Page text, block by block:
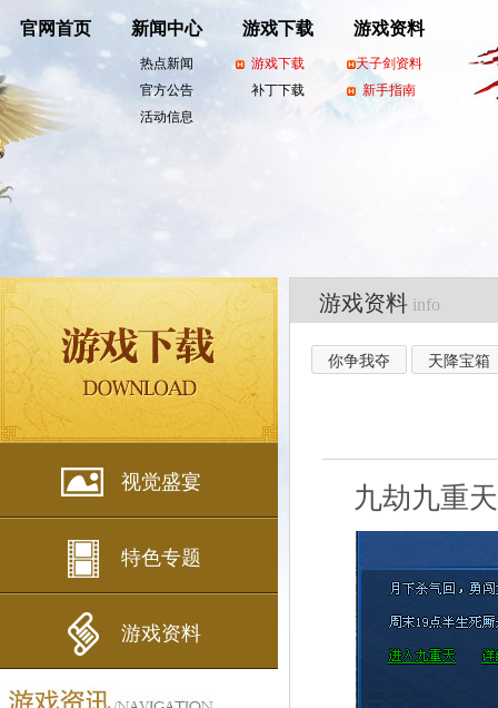
官网首页 新闻中心
热点新闻
官方公告
活动信息
游戏下载
游戏下载
补丁下载
游戏资料
天子剑资料
新手指南
视觉盛宴
特色专题
游戏资料
游戏资料 info
你争我夺 天降宝箱
九劫九重